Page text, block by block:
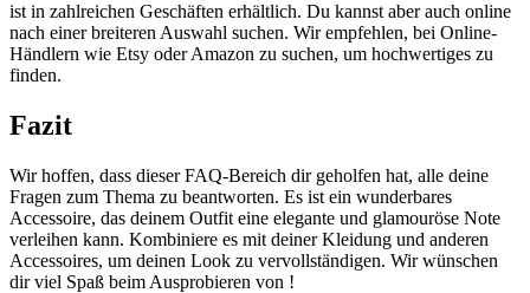
ist in zahlreichen Geschäften erhältlich. Du kannst aber auch online
nach einer breiteren Auswahl suchen. Wir empfehlen, bei Online-
Händlern wie Etsy oder Amazon zu suchen, um hochwertiges zu
finden.
Fazit
Wir hoffen, dass dieser FAQ-Bereich dir geholfen hat, alle deine
Fragen zum Thema zu beantworten. Es ist ein wunderbares
Accessoire, das deinem Outfit eine elegante und glamouröse Note
verleihen kann. Kombiniere es mit deiner Kleidung und anderen
Accessoires, um deinen Look zu vervollständigen. Wir wünschen
dir viel Spaß beim Ausprobieren von !